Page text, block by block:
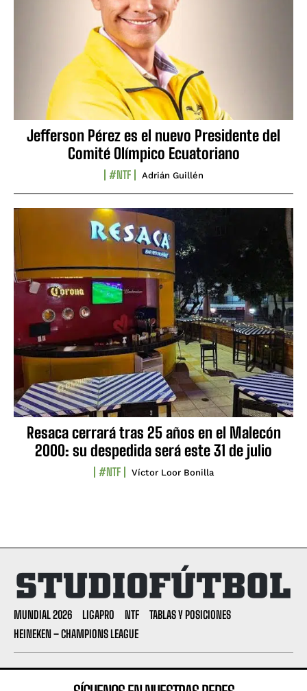
Jefferson Pérez es el nuevo Presidente del
Comité Olímpico Ecuatoriano
#NTF Adrián Guillén
Resaca cerrará tras 25 años en el Malecón
2000: su despedida será este 31 de julio
#NTF Víctor Loor Bonilla
MUNDIAL 2026 LIGAPRO NTF
TABLAS Y POSICIONES
HEINEKEN – CHAMPIONS LEAGUE